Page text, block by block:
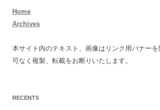
Home
Archives
本サイト内のテキスト、画像はリンク用バナー
可なく複製、転載をお断りいたします。
RECENTS